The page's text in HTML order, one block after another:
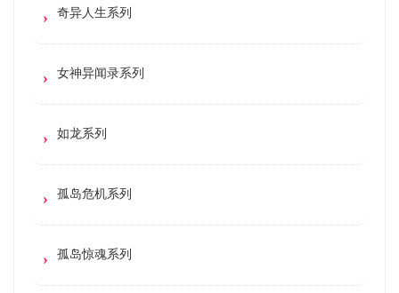
奇异人生系列
女神异闻录系列
如龙系列
孤岛危机系列
孤岛惊魂系列